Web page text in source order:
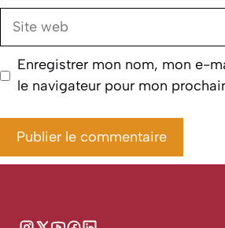
Site
Enregistrer mon nom, mon e-
le navigateur pour mon